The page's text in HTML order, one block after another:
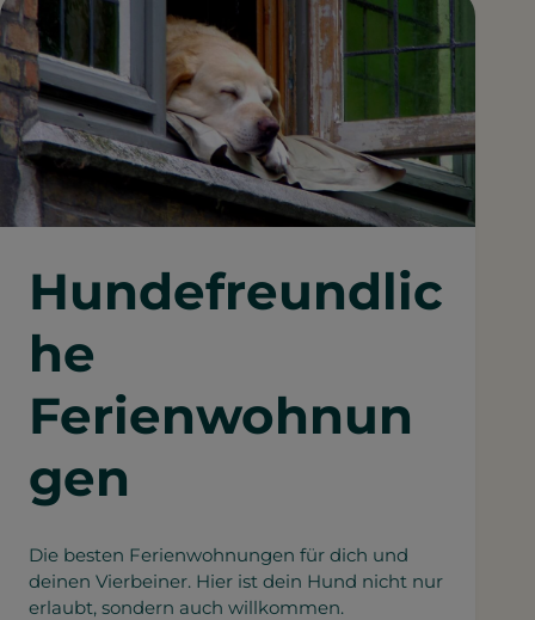
Hundefreundlic
he
Ferienwohnun
gen
Die besten Ferienwohnungen für dich und
deinen Vierbeiner. Hier ist dein Hund nicht nur
erlaubt, sondern auch willkommen.